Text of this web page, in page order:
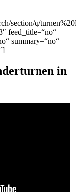
section/q/
feed_title=“no“
summary=“no“
in